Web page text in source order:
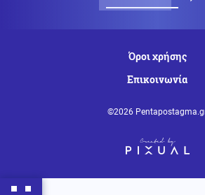
Ακρίβεια στην Ευρώπη: Από το
λαχανικά εκτοξεύονται οι τιμές
06.08.2026 - 12:14
στην ΑΑΔΕ δικαιώθηκε»
Επιστήμη 06.08.2026 - 12:05
Όροι χρήσης
Επικοινωνία
©2026